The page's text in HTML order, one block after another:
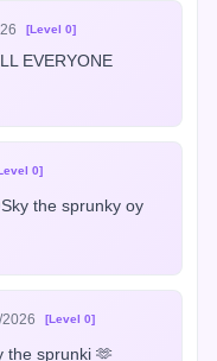
[Level 0]
EVERYONE
0]
the sprunky oy
[Level 0]
the sprunki 🫶